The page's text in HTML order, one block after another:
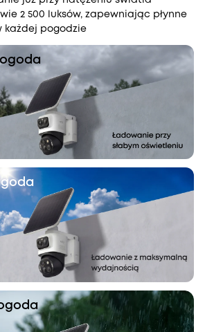
2 500 luksów, zapewniając płynne
każdej pogodzie